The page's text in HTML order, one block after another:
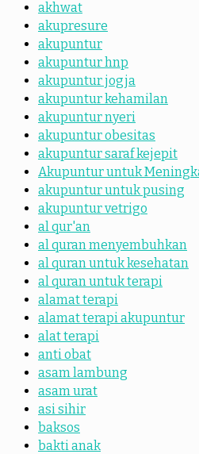
akhwat
akupresure
akupuntur
akupuntur hnp
akupuntur jogja
akupuntur kehamilan
akupuntur nyeri
akupuntur obesitas
akupuntur saraf kejepit
Akupuntur untuk
akupuntur untuk pusing
akupuntur vetrigo
al qur'an
al quran menyembuhkan
al quran untuk kesehatan
al quran untuk terapi
alamat terapi
alamat terapi akupuntur
alat terapi
anti obat
asam lambung
asam urat
asi sihir
baksos
bakti anak